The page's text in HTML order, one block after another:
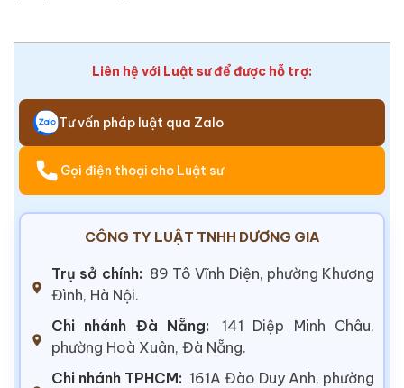
Liên hệ với Luật sư để được hỗ trợ:
Tư vấn pháp luật qua Zalo
Gọi điện thoại cho Luật sư
CÔNG TY LUẬT TNHH DƯƠNG GIA
Trụ sở chính: 89 Tô Vĩnh Diện, phường Khương
Đình, Hà Nội.
Chi nhánh Đà Nẵng:
141 Diệp Minh Châu,
phường Hoà Xuân, Đà Nẵng.
Chi nhánh TPHCM: 161A Đào Duy Anh, phường